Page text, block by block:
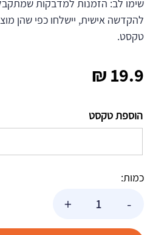
19.9
₪
הוספת טקסט
כמות:
-
+
שימו לב: הזמנות למדבקות
להקדשה אישית, יישלחו כפי שהן
טקסט.